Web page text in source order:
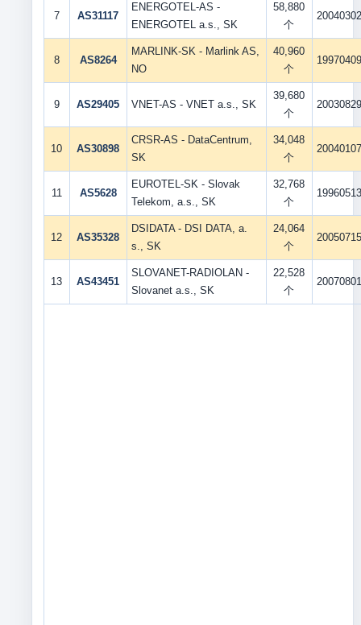
7 AS31117
ENERGOTEL-AS -
ENERGOTEL a.s., SK
58,880
个
20040302
8 AS8264
MARLINK-SK - Marlink AS,
NO
40,960
个
19970409
9 AS29405 VNET-AS - VNET a.s., SK
39,680
个
20030829
10 AS30898
CRSR-AS - DataCentrum,
SK
34,048
个
20040107
11 AS5628
EUROTEL-SK - Slovak
Telekom, a.s., SK
32,768
个
19960513
12 AS35328
DSIDATA - DSI DATA, a.
s., SK
24,064
个
20050715
13 AS43451
SLOVANET-RADIOLAN -
Slovanet a.s., SK
22,528
个
20070801